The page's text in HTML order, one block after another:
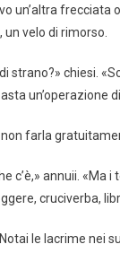
un’altra frecciata
un velo di rimorso.
strano?» chiesi.
un’operazione
farla
c’è,» annuii. «Ma
cruciverba,
le lacrime nei